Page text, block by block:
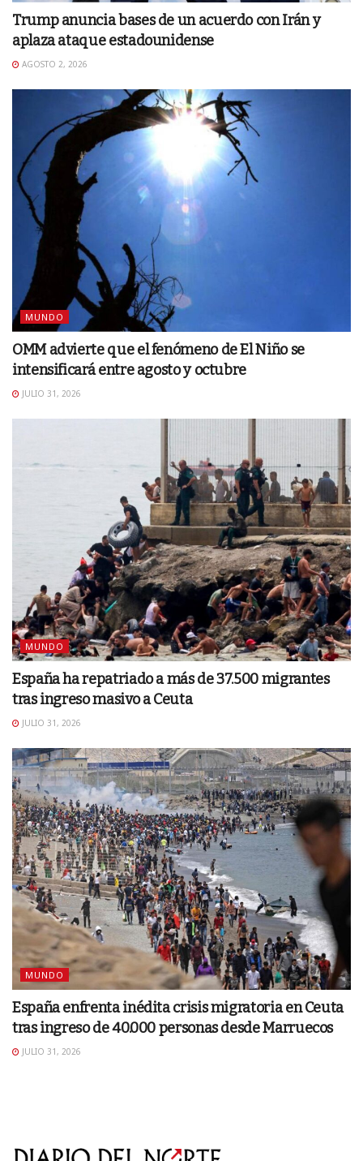
Trump anuncia bases de un acuerdo con Irán y
aplaza ataque estadounidense
AGOSTO 2, 2026
MUNDO
OMM advierte que el fenómeno de El Niño se
intensificará entre agosto y octubre
JULIO 31, 2026
MUNDO
España ha repatriado a más de 37.500 migrantes
tras ingreso masivo a Ceuta
JULIO 31, 2026
MUNDO
España enfrenta inédita crisis migratoria en Ceuta
tras ingreso de 40.000 personas desde Marruecos
JULIO 31, 2026